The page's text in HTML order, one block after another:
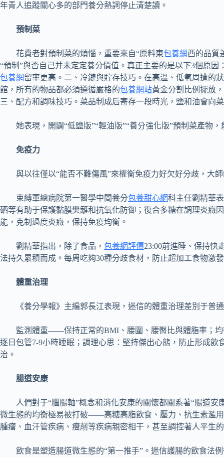
年青人追蹤關心多的部門養分熱詞停止清楚讀。
預制菜
花費者對預制菜的煩惱，重要來自“原料東包養網西的品質
“預制”與否自己并未定定養分價值。真正主要的是以下3個原
包養網留率更高。二、冷鏈與貯存技巧。在高溫、低氧周遭的
館，所有的物品都必須遵循嚴格的包養網站黃金分割比例擺放
三、配方和調味技巧。菜品制成后寄存一段時光，鹽和油會向
她表現，開闢“低鹽版”“輕油版”“養分強化版”預制菜產物
免疫力
與以往僅以“能否不難傷風”來權衡免疫力好欠好分歧，大
束縛軍總病院第一醫學中間養分包養甜心網科主任劉精華
硒等有助于保護黏膜樊籬和抗氧化防御；復合多糖在調理炎癥因
能，克制過度炎癥，保持免疫均衡。
劉精華指出，除了食品， 包養網評價23:00前進睡、保持快
法持久累積而成。每周吃夠30種分歧食材，防止超加工食物激
體重治理
《養分學報》主編郭長江表現，迷信的體重治理差別于
監測體重——保持正常的BMI、腰圍、腰臀比與體脂率；
逐日包管7-9小時睡眠；調理心思：堅持傑出心態，防止形成飲
治。
腸道安康
人們對于“腦腸軸”概念和消化安康的關懷都關系著“腸道
微生態的均衡極易被打破——高糖高脂飲食、壓力、抗生素濫
腫瘤、血汗管疾病、瘦削等疾病親密相干，甚至調控著人平生
飲食是塑造腸道微生態的“第一推手”。迷信護腸的飲食法